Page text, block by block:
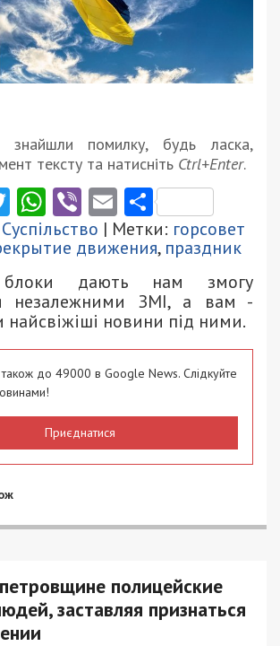
помилку, будь ласка,
тексту та натисніть Ctrl+Enter.
Twitter
WhatsApp
ViberEmail
Суспільство | Метки: горсовет
движения, праздник
блоки дають нам змогу
незалежними ЗМІ, а вам -
найсвіжіші новини під ними.
до 49000 в Google News. Слідкуйте
Приєднатися
полицейские
заставляя признаться